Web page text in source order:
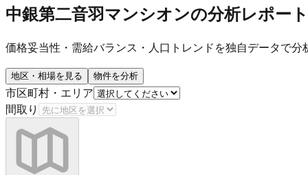
中銀第二音羽マンシオンの分析レポート
価格妥当性・需給バランス・人口トレンドを独自データで分
地区・相場を見る 物件を分析
市区町村・エリア
間取り